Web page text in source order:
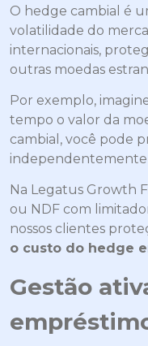
O hedge cambial é
volatilidade do
internacionais,
outras moedas
Por exemplo,
tempo o valor da
cambial, você pode
independentemente
Na Legatus Growth
ou NDF com
nossos clientes
o custo do hedge
Gestão